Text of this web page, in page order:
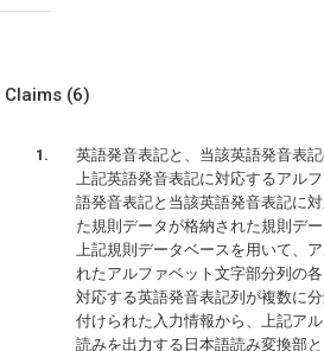
Claims (6)
英語発音表記と、当該英語発音表
上記英語発音表記に対応するアル
語発音表記と当該英語発音表記に
た規則データが格納された規則デー
上記規則データベースを用いて、
れたアルファベット文字部分列の
対応する英語発音表記列が複数に
付けられた入力情報から、上記ア
読みを出力する日本語読み変換部と